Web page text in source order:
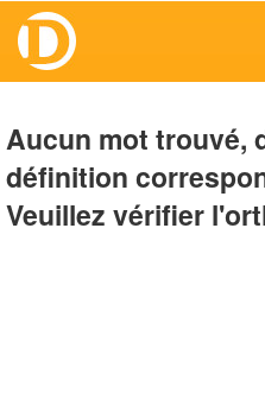
Aucun mot trouvé,
définition
Veuillez vérifier